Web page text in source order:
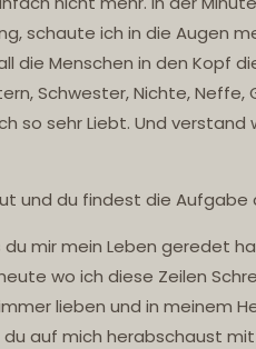
schaute ich in die Augen
die Menschen in den Kopf
Schwester, Nichte,
so sehr Liebt. Und verstand
und du findest die
du mir mein Leben geredet
wo ich diese Zeilen
lieben und in meinem
auf mich herabschaust